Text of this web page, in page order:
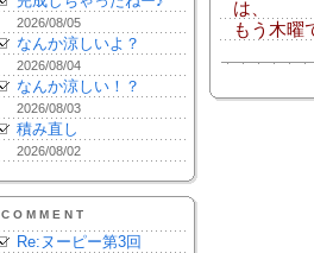
2026/08/05
なんか涼しいよ？
2026/08/04
なんか涼しい！？
2026/08/03
積み直し
2026/08/02
COMMENT
Re:ヌーピー第3回
は、
もう木曜